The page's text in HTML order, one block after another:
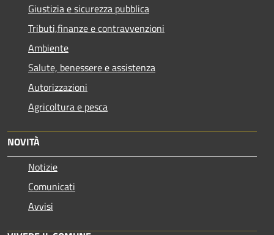
Giustizia e sicurezza pubblica
Tributi,finanze e contravvenzioni
Ambiente
Salute, benessere e assistenza
Autorizzazioni
Agricoltura e pesca
NOVITÀ
Notizie
Comunicati
Avvisi